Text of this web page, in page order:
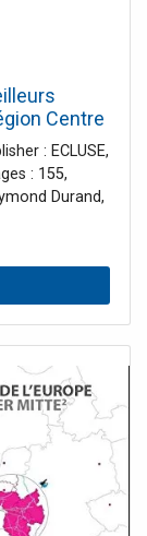
Centre
: ECLUSE,
: 155,
Durand,